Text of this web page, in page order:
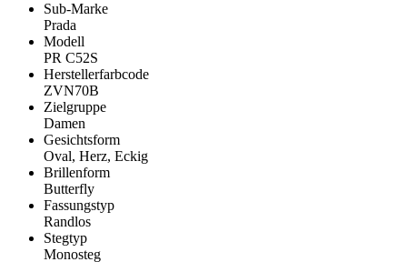
Sub-Marke
Prada
Modell
PR C52S
Herstellerfarbcode
ZVN70B
Zielgruppe
Damen
Gesichtsform
Oval, Herz, Eckig
Brillenform
Butterfly
Fassungstyp
Randlos
Stegtyp
Monosteg